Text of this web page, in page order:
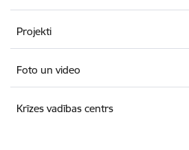
Projekti
Foto un video
Krīzes vadības centrs